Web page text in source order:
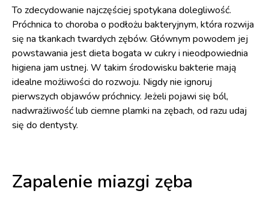
To zdecydowanie najczęściej spotykana dolegliwość.
Próchnica to choroba o podłożu bakteryjnym, która rozwija
się na tkankach twardych zębów. Głównym powodem jej
powstawania jest dieta bogata w cukry i nieodpowiednia
higiena jam ustnej. W takim środowisku bakterie mają
idealne możliwości do rozwoju. Nigdy nie ignoruj
pierwszych objawów próchnicy. Jeżeli pojawi się ból,
nadwrażliwość lub ciemne plamki na zębach, od razu udaj
się do dentysty.
Zapalenie miazgi zęba